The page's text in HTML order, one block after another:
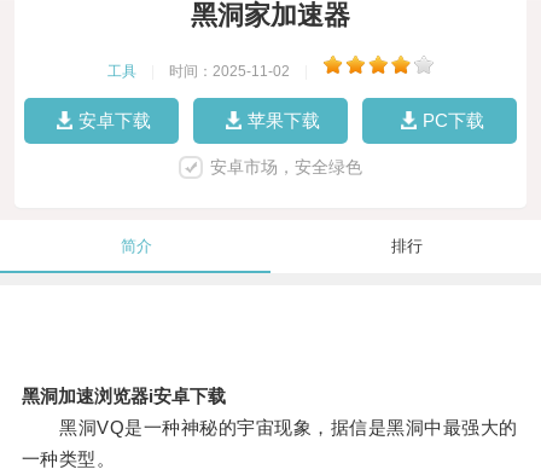
黑洞家加速器
工具 时间：2025-11-02
安卓下载 苹果下载 PC下载
安卓市场，安全绿色
简介 排行
黑洞加速浏览器i安卓下载
黑洞VQ是一种神秘的宇宙现象，据信是黑洞中最强大的
一种类型。